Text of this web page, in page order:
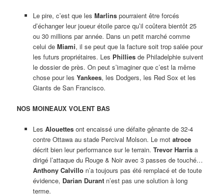
Le pire, c’est que les Marlinspourraient être forcés
d’échanger leur joueur étoile parce qu’il coûtera bientôt 25
ou 30 millions par année. Dans un petit marché comme
celui de Miami, il se peut que la facture soit trop salée pour
les futurs propriétaires. Les Phillies de Philadelphie suivent
le dossier de près. On peut s’imaginer que c’est la même
chose pour les Yankees, les Dodgers, les Red Sox et les
Giants de San Francisco.
NOS MOINEAUX VOLENT BAS
Les Alouettes ont encaissé une défaite gênante de 32-4
contre Ottawa au stade Percival Molson. Le mot atroce
décrit bien leur performance sur le terrain. Trevor Harrisa
dirigé l’attaque du Rouge & Noir avec 3 passes de touché…
Anthony Calvillo n’a toujours pas été remplacé et de toute
évidence, Darian Durant n’est pas une solution à long
terme.